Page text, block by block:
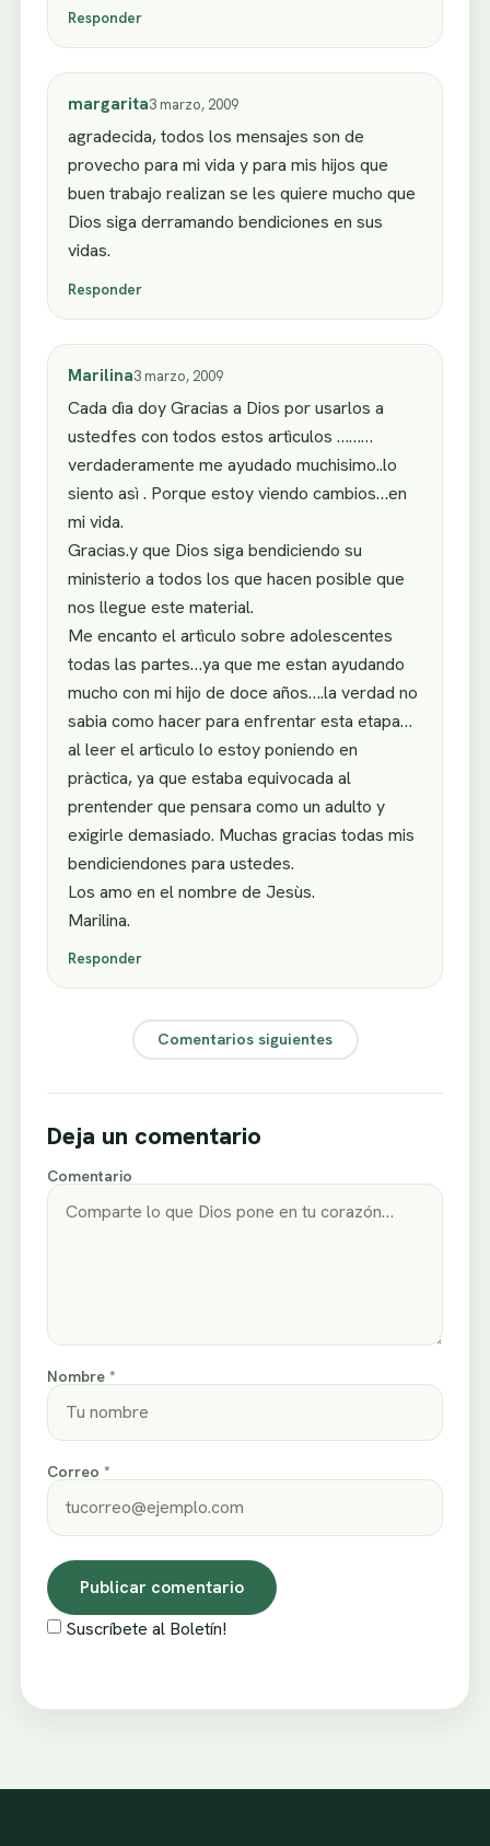
Responder
margarita3 marzo, 2009
agradecida, todos los mensajes son de
provecho para mi vida y para mis hijos que
buen trabajo realizan se les quiere mucho que
Dios siga derramando bendiciones en sus
vidas.
Responder
Marilina3 marzo, 2009
Cada dìa doy Gracias a Dios por usarlos a
ustedfes con todos estos artìculos ………
verdaderamente me ayudado muchisimo..lo
siento asì . Porque estoy viendo cambios…en
mi vida.
Gracias.y que Dios siga bendiciendo su
ministerio a todos los que hacen posible que
nos llegue este material.
Me encanto el artìculo sobre adolescentes
todas las partes…ya que me estan ayudando
mucho con mi hijo de doce años….la verdad no
sabia como hacer para enfrentar esta etapa…
al leer el artìculo lo estoy poniendo en
pràctica, ya que estaba equivocada al
prentender que pensara como un adulto y
exigirle demasiado. Muchas gracias todas mis
bendiciendones para ustedes.
Los amo en el nombre de Jesùs.
Marilina.
Responder
Comentarios siguientes
Deja un comentario
Comentario
Nombre *
Correo *
Suscríbete al Boletín!